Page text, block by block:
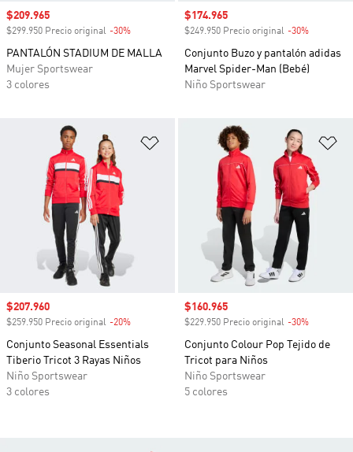
Precio de venta
$209.965
$299.950 Precio original -30%
PANTALÓN STADIUM DE MALLA
Mujer Sportswear
3 colores
Precio de venta
$174.965
$249.950 Precio original -30%
Conjunto Buzo y pantalón adidas
Marvel Spider-Man (Bebé)
Niño Sportswear
Añadir a la lista de deseos
Precio de venta
$207.960
$259.950 Precio original -20%
Conjunto Seasonal Essentials
Tiberio Tricot 3 Rayas Niños
Niño Sportswear
3 colores
Precio de venta
$160.965
$229.950 Precio original -30%
Conjunto Colour Pop Tejido de
Tricot para Niños
Niño Sportswear
5 colores